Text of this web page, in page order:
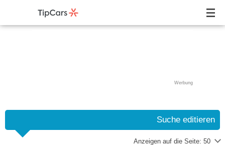
Werbung
Suche editieren
Anzeigen auf die Seite: 50